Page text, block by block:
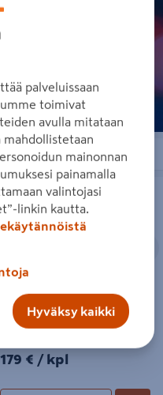
Suodattimet
Tulipan 150mm
Vedonparantaja Tulipan
150mm putkimalli
179€/kpl
179 € / kpl
palveluissaan
toimivat
avulla mitataan
mahdollistetaan
mainonnan
painamalla
valintojasi
linkin kautta.
Hyväksy kaikki